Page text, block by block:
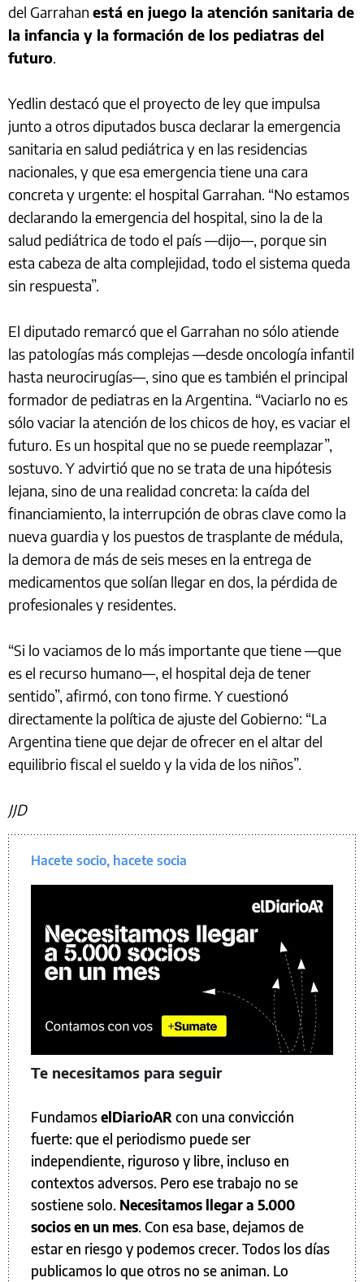
del Garrahan está en juego la atención sanitaria de
la infancia y la formación de los pediatras del
futuro.
Yedlin destacó que el proyecto de ley que impulsa
junto a otros diputados busca declarar la emergencia
sanitaria en salud pediátrica y en las residencias
nacionales, y que esa emergencia tiene una cara
concreta y urgente: el hospital Garrahan. “No estamos
declarando la emergencia del hospital, sino la de la
salud pediátrica de todo el país —dijo—, porque sin
esta cabeza de alta complejidad, todo el sistema queda
sin respuesta”.
El diputado remarcó que el Garrahan no sólo atiende
las patologías más complejas —desde oncología infantil
hasta neurocirugías—, sino que es también el principal
formador de pediatras en la Argentina. “Vaciarlo no es
sólo vaciar la atención de los chicos de hoy, es vaciar el
futuro. Es un hospital que no se puede reemplazar”,
sostuvo. Y advirtió que no se trata de una hipótesis
lejana, sino de una realidad concreta: la caída del
financiamiento, la interrupción de obras clave como la
nueva guardia y los puestos de trasplante de médula,
la demora de más de seis meses en la entrega de
medicamentos que solían llegar en dos, la pérdida de
profesionales y residentes.
“Si lo vaciamos de lo más importante que tiene —que
es el recurso humano—, el hospital deja de tener
sentido”, afirmó, con tono firme. Y cuestionó
directamente la política de ajuste del Gobierno: “La
Argentina tiene que dejar de ofrecer en el altar del
equilibrio fiscal el sueldo y la vida de los niños”.
JJD
Hacete socio, hacete socia
Te necesitamos para seguir
FundamoselDiarioAR con una convicción
fuerte: que el periodismo puede ser
independiente, riguroso y libre, incluso en
contextos adversos. Pero ese trabajo no se
sostiene solo. Necesitamos llegar a 5.000
socios en un mes. Con esa base, dejamos de
estar en riesgo y podemos crecer. Todos los días
publicamos lo que otros no se animan. Lo